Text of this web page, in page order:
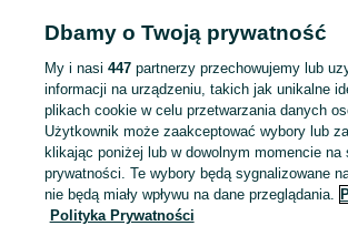
Popularne wyszukiwania
chełm
Mapa kategorii
Mapa miejscowości
Dbamy o Twoją prywatność
My i nasi 447partnerzy przechowujemy lub
informacji na urządzeniu, takich jak unikalne
plikach cookie w celu przetwarzania danych
Użytkownik może zaakceptować wybory lub
klikając poniżej lub w dowolnym momencie na
prywatności. Te wybory będą sygnalizowane
nie będą miały wpływu na dane przeglądania.
Polityka Prywatności